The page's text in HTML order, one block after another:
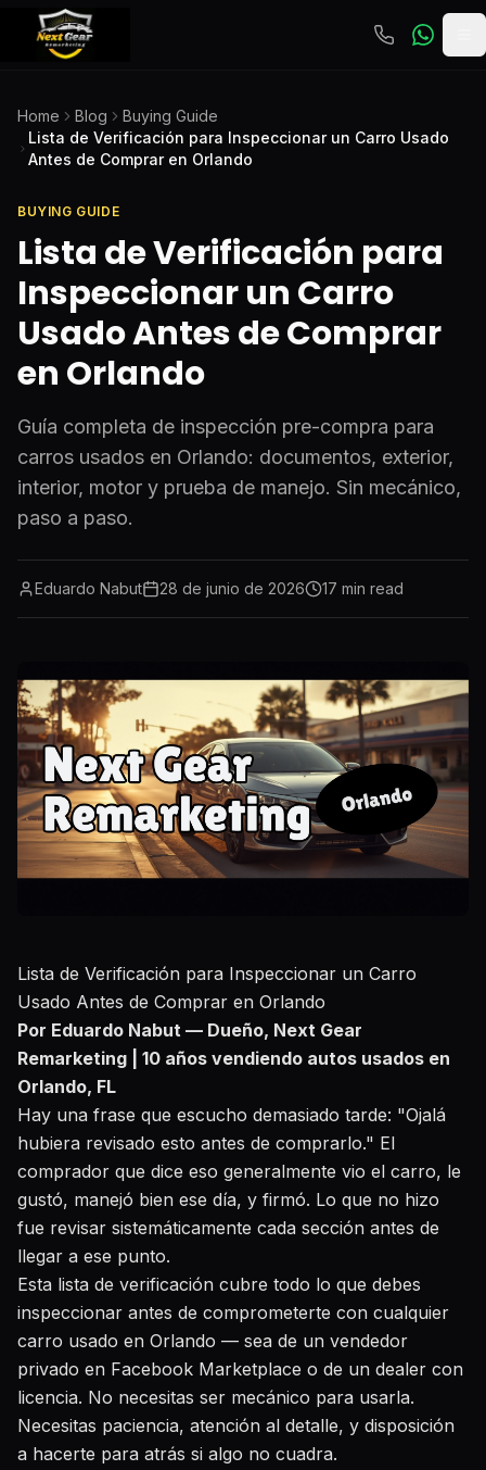
Home Blog
Buying Guide
Lista de Verificación para Inspeccionar un Carro Usado
Antes de Comprar en Orlando
BUYING GUIDE
Lista de Verificación para
Inspeccionar un Carro
Usado Antes de Comprar
en Orlando
Guía completa de inspección pre-compra para
carros usados en Orlando: documentos, exterior,
interior, motor y prueba de manejo. Sin mecánico,
paso a paso.
Eduardo Nabut 28 de junio de 2026 17 min read
Lista de Verificación para Inspeccionar un Carro
Usado Antes de Comprar en Orlando
Por Eduardo Nabut — Dueño, Next Gear
Remarketing | 10 años vendiendo autos usados en
Orlando, FL
Hay una frase que escucho demasiado tarde: "Ojalá
hubiera revisado esto antes de comprarlo." El
comprador que dice eso generalmente vio el carro, le
gustó, manejó bien ese día, y firmó. Lo que no hizo
fue revisar sistemáticamente cada sección antes de
llegar a ese punto.
Esta lista de verificación cubre todo lo que debes
inspeccionar antes de comprometerte con cualquier
carro usado en Orlando — sea de un vendedor
privado en Facebook Marketplace o de un dealer con
licencia. No necesitas ser mecánico para usarla.
Necesitas paciencia, atención al detalle, y disposición
a hacerte para atrás si algo no cuadra.